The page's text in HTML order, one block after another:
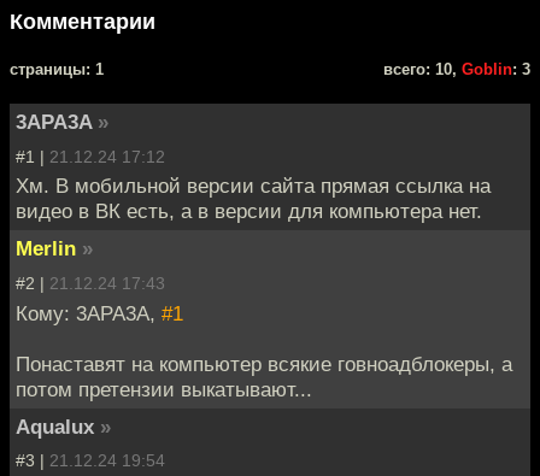
Комментарии
cтраницы: 1 всего: 10, Goblin: 3
3APA3A »
#1 | 21.12.24 17:12
Хм. В мобильной версии сайта прямая ссылка на
видео в ВК есть, а в версии для компьютера нет.
Merlin »
#2 | 21.12.24 17:43
Кому: 3APA3A, #1
Понаставят на компьютер всякие говноадблокеры, а
потом претензии выкатывают...
Aqualux »
#3 | 21.12.24 19:54